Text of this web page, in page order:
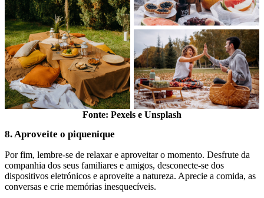
Fonte: Pexels e Unsplash
8. Aproveite o piquenique
Por fim, lembre-se de relaxar e aproveitar o momento. Desfrute da
companhia dos seus familiares e amigos, desconecte-se dos
dispositivos eletrónicos e aproveite a natureza. Aprecie a comida, as
conversas e crie memórias inesquecíveis.